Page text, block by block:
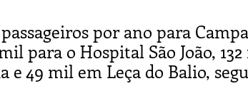
por ano para
para o Hospital São João,
e 49 mil em Leça do Balio,